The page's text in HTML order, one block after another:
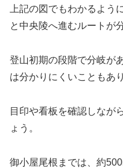
上記の図でもわかるよう
と中央陵へ進むルートが
登山初期の段階で分岐が
は分かりにくいこともあ
目印や看板を確認しなが
ょう。
御小屋尾根までは、約